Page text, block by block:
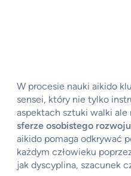
W procesie nauki aikido
sensei, który nie tylko
aspektach sztuki walki
sferze osobistego
aikido pomaga odkrywać
każdym człowieku
jak dyscyplina, szacunek